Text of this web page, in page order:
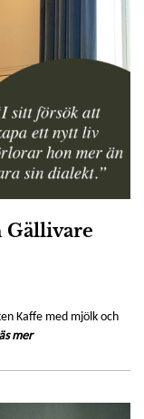
Gällivare
Kaffe med mjölk och
mer